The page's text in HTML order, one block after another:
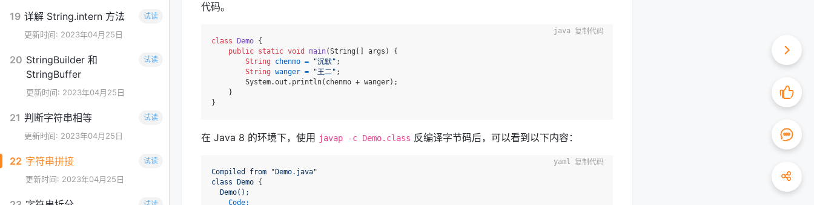
19 详解 String.intern 方法
更新时间: 2023年04月25日
试读
20 StringBuilder 和
StringBuffer
更新时间: 2023年04月25日
试读
21 判断字符串相等
更新时间: 2023年04月25日
试读
22 字符串拼接
更新时间: 2023年04月25日
试读
代码。
class Demo {
public static void main(String[] args)
{
String
chenmo = "沉默" ;
String wanger = "王二" ;
        System.out.println(chenmo + wanger);
    }
复制代码
在 Java 8 的环境下，使用 javap -c Demo.class 反编译字节码后，可以看到以下内容：
Compiled from
"Demo.java"
class
Demo {
Demo();
Code:
复制代码